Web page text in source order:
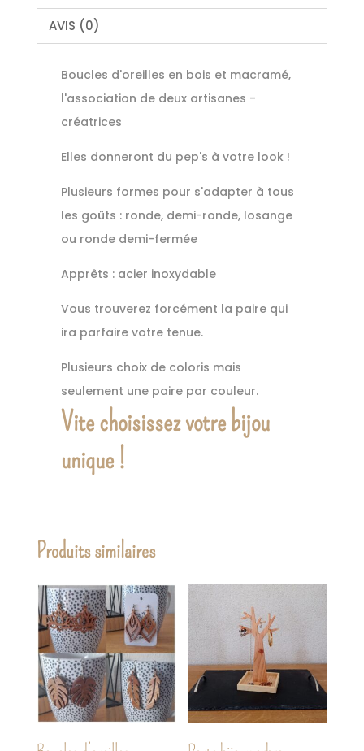
AVIS (0)
Boucles d'oreilles en bois et macramé,
l'association de deux artisanes -
créatrices
Elles donneront du pep's à votre look !
Plusieurs formes pour s'adapter à tous
les goûts : ronde, demi-ronde, losange
ou ronde demi-fermée
Apprêts : acier inoxydable
Vous trouverez forcément la paire qui
ira parfaire votre tenue.
Plusieurs choix de coloris mais
seulement une paire par couleur.
Vite choisissez votre bijou
unique !
Produits similaires